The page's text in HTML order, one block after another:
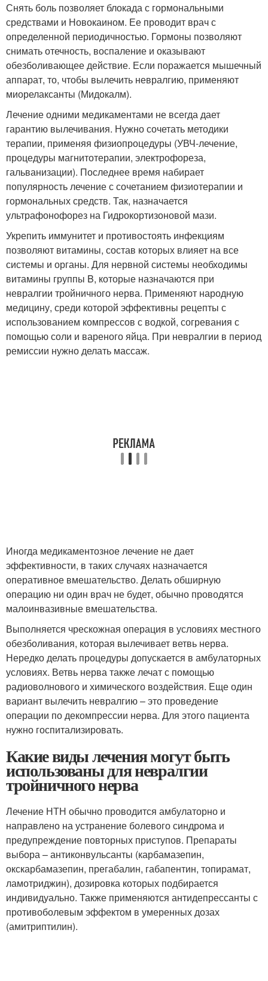
Снять боль позволяет блокада с гормональными
средствами и Новокаином. Ее проводит врач с
определенной периодичностью. Гормоны позволяют
снимать отечность, воспаление и оказывают
обезболивающее действие. Если поражается мышечный
аппарат, то, чтобы вылечить невралгию, применяют
миорелаксанты (Мидокалм).
Лечение одними медикаментами не всегда дает
гарантию вылечивания. Нужно сочетать методики
терапии, применяя физиопроцедуры (УВЧ-лечение,
процедуры магнитотерапии, электрофореза,
гальванизации). Последнее время набирает
популярность лечение с сочетанием физиотерапии и
гормональных средств. Так, назначается
ультрафонофорез на Гидрокортизоновой мази.
Укрепить иммунитет и противостоять инфекциям
позволяют витамины, состав которых влияет на все
системы и органы. Для нервной системы необходимы
витамины группы B, которые назначаются при
невралгии тройничного нерва. Применяют народную
медицину, среди которой эффективны рецепты с
использованием компрессов с водкой, согревания с
помощью соли и вареного яйца. При невралгии в период
ремиссии нужно делать массаж.
Иногда медикаментозное лечение не дает
эффективности, в таких случаях назначается
оперативное вмешательство. Делать обширную
операцию ни один врач не будет, обычно проводятся
малоинвазивные вмешательства.
Выполняется чрескожная операция в условиях местного
обезболивания, которая вылечивает ветвь нерва.
Нередко делать процедуры допускается в амбулаторных
условиях. Ветвь нерва также лечат с помощью
радиоволнового и химического воздействия. Еще один
вариант вылечить невралгию – это проведение
операции по декомпрессии нерва. Для этого пациента
нужно госпитализировать.
Какие виды лечения могут быть
использованы для невралгии
тройничного нерва
Лечение НТН обычно проводится амбулаторно и
направлено на устранение болевого синдрома и
предупреждение повторных приступов. Препараты
выбора – антиконвульсанты (карбамазепин,
окскарбамазепин, прегабалин, габапентин, топирамат,
ламотриджин), дозировка которых подбирается
индивидуально. Также применяются антидепрессанты с
противоболевым эффектом в умеренных дозах
(амитриптилин).